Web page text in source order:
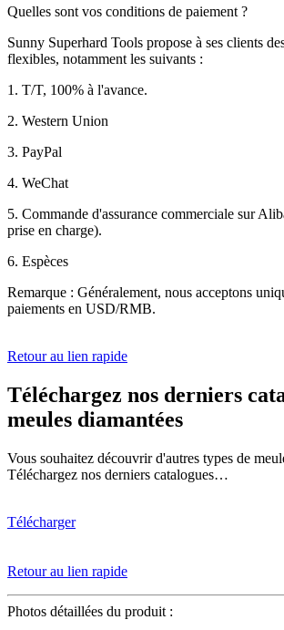
Quelles sont vos conditions de paiement ?
Sunny Superhard Tools propose à ses clients
flexibles, notamment les suivants :
1. T/T, 100% à l'avance.
2. Western Union
3. PayPal
4. WeChat
5. Commande d'assurance commerciale sur
prise en charge).
6. Espèces
Remarque : Généralement, nous acceptons
paiements en USD/RMB.
Retour au lien rapide
Téléchargez nos derniers
meules diamantées
Vous souhaitez découvrir d'autres types de
Téléchargez nos derniers catalogues…
Télécharger
Retour au lien rapide
Photos détaillées du produit :